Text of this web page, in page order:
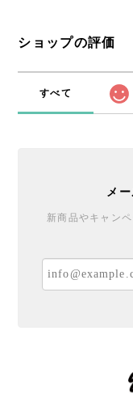
ショップの評価
すべて
メ
新商品やキャン